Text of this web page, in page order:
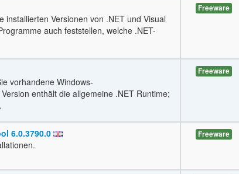
installierten Versionen von .NET und Visual
auch feststellen, welche .NET-
Freeware
vorhandene Windows-
enthält die allgemeine .NET Runtime;
Freeware
6.0.3790.0
Freeware